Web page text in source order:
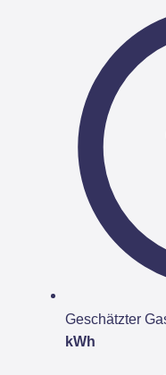
Geschätzter
kWh